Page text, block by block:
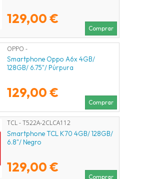
129,00 €
Comprar
OPPO -
Smartphone Oppo A6x 4GB/
128GB/ 6.75"/ Púrpura
129,00 €
Comprar
TCL - T522A-2CLCA112
Smartphone TCL K70 4GB/ 128GB/
6.8"/ Negro
129,00 €
Comprar